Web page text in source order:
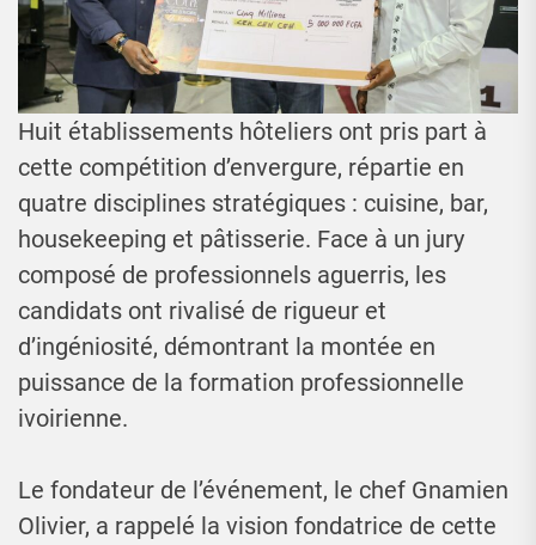
Huit établissements hôteliers ont pris part à
cette compétition d’envergure, répartie en
quatre disciplines stratégiques : cuisine, bar,
housekeeping et pâtisserie. Face à un jury
composé de professionnels aguerris, les
candidats ont rivalisé de rigueur et
d’ingéniosité, démontrant la montée en
puissance de la formation professionnelle
ivoirienne.
Le fondateur de l’événement, le chef Gnamien
Olivier, a rappelé la vision fondatrice de cette